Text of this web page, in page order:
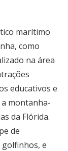
marítimo
como
na área
educativos e
montanha-
da Flórida.
de
e